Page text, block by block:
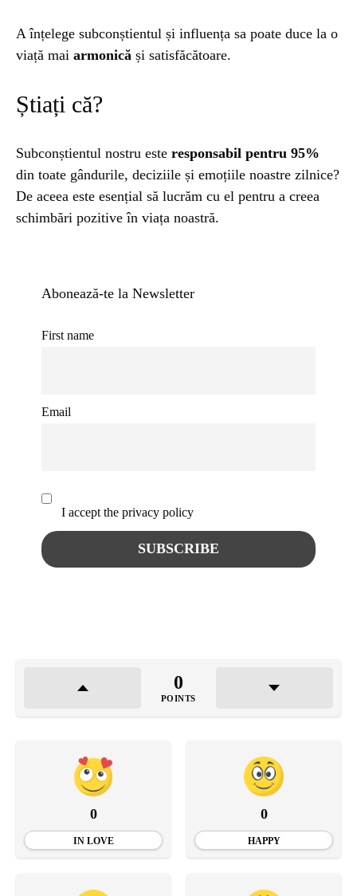
A înțelege subconștientul și influența sa poate duce la o
viață mai armonică și satisfăcătoare.
Știați că?
Subconștientul nostru este responsabil pentru 95%
din toate gândurile, deciziile și emoțiile noastre zilnice?
De aceea este esențial să lucrăm cu el pentru a creea
schimbări pozitive în viața noastră.
Abonează-te la Newsletter
First name
Email
I accept the privacy policy
0
POINTS
0
IN LOVE
0
HAPPY